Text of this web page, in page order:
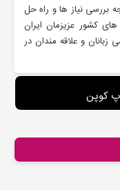
بررسی نیاز ها و راه حل
کشور عزیزمان ایران
زبانان و علاقه مندان در
کوپن